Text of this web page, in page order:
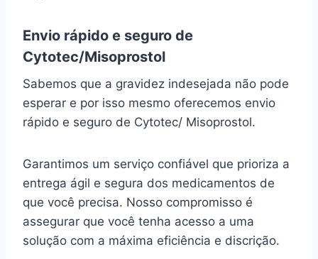
Envio rápido e seguro de
Cytotec/Misoprostol
Sabemos que a gravidez indesejada não pode
esperar e por isso mesmo oferecemos envio
rápido e seguro de Cytotec/ Misoprostol.
Garantimos um serviço confiável que prioriza a
entrega ágil e segura dos medicamentos de
que você precisa. Nosso compromisso é
assegurar que você tenha acesso a uma
solução com a máxima eficiência e discrição.